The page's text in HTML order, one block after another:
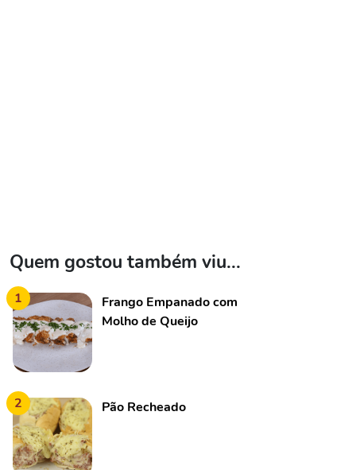
Quem gostou também viu...
1
Frango Empanado com
Molho de Queijo
2 Pão Recheado